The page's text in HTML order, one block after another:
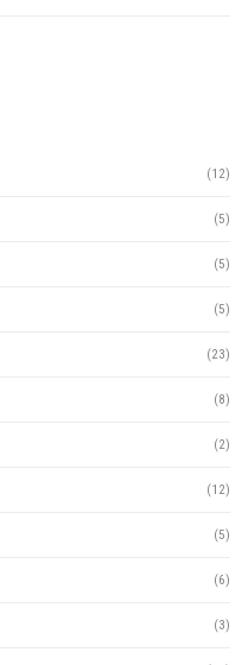
(12)
(5)
(5)
(5)
(23)
(8)
(2)
(12)
(5)
(6)
(3)